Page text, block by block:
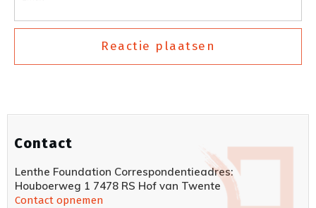
Reactie plaatsen
Contact
Lenthe Foundation Correspondentieadres:
Houboerweg 1 7478 RS Hof van Twente
Contact opnemen